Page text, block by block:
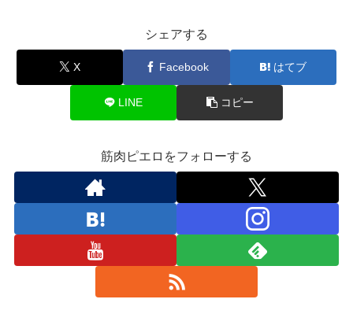
シェアする
X Facebook はてブ
LINE コピー
筋肉ピエロをフォローする